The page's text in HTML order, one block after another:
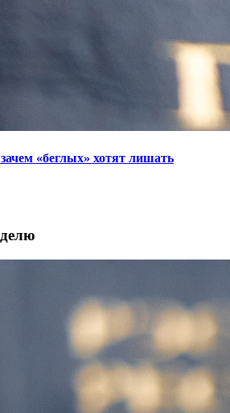
«беглых» хотят лишать